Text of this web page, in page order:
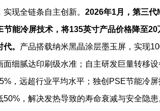
实现全链条自主创新。 2026年1月，第三代
节能冷屏技术，将135英寸产品价格降至
。 产品搭载纳米黑晶涂层墨玉屏，实现
面细腻达印刷级水准；自主研发巨量转移
，远超行业平均水平；独创PSE节能冷
50%，解决发热导致的寿命衰减与安全隐患